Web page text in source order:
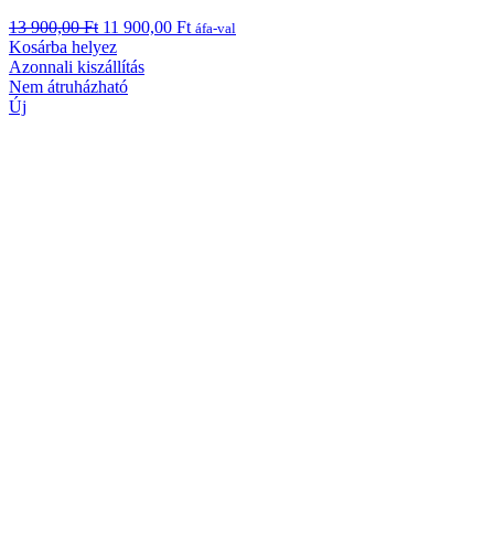
13 900,00Ft Original
price
was:
13
11 900,00 FtCurrent
áfa-val
Kosárba helyez
Azonnali kiszállítás
Nem átruházható
Új